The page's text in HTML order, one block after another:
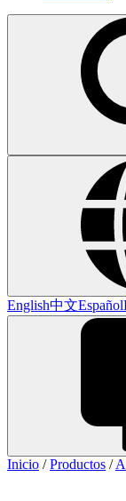
English中文Español
Inicio /Productos /